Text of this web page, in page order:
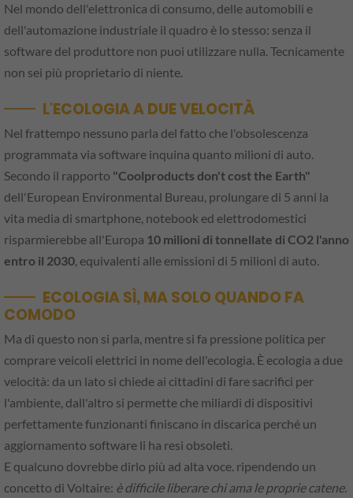
Nel mondo dell'elettronica di consumo, delle automobili e
dell'automazione industriale il quadro è lo stesso: senza il
software del produttore non puoi utilizzare nulla. Tecnicamente
non sei più proprietario di niente.
L'ECOLOGIA A DUE VELOCITÀ
Nel frattempo nessuno parla del fatto che l'obsolescenza
programmata via software inquina quanto milioni di auto.
Secondo il rapporto "Coolproducts don't cost the Earth"
dell'European Environmental Bureau, prolungare di 5 anni la
vita media di smartphone, notebook ed elettrodomestici
risparmierebbe all'Europa 10 milioni di tonnellate di CO2 l'anno
entro il 2030, equivalenti alle emissioni di 5 milioni di auto.
ECOLOGIA SÌ, MA SOLO QUANDO FA
COMODO
Ma di questo non si parla, mentre si fa pressione politica per
comprare veicoli elettrici in nome dell'ecologia. È ecologia a due
velocità: da un lato si chiede ai cittadini di fare sacrifici per
l'ambiente, dall'altro si permette che miliardi di dispositivi
perfettamente funzionanti finiscano in discarica perché un
aggiornamento software li ha resi obsoleti.
E qualcuno dovrebbe dirlo più ad alta voce. ripendendo un
concetto di Voltaire: è difficile liberare chi ama le proprie catene.